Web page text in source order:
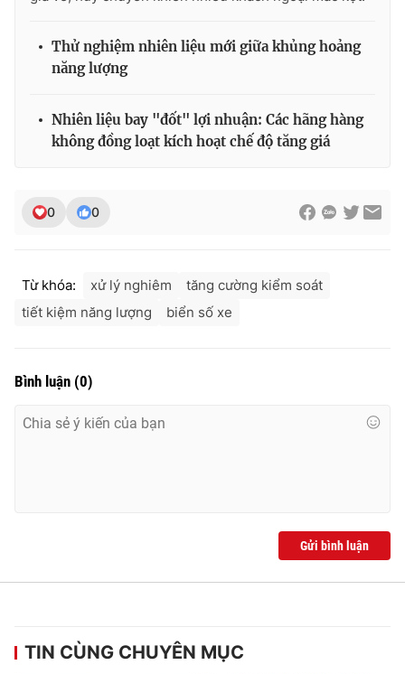
Giấy phép hoạt động báo in và báo điện tử số 483/GP-BTTTT
cấp ngày 29/12/2023
Tổng Biên tập:Vũ Thanh Thủy
Tổng đài VTV:
Ðiện thoại Thời báo VTV:
Thử nghiệm nhiên liệu mới giữa khủng hoảng
năng lượng
Nhiên liệu bay "đốt" lợi nhuận: Các hãng hàng
không đồng loạt kích hoạt chế độ tăng giá
0 0
Từ khóa: xử lý nghiêm
tăng cường kiểm soát
tiết kiệm năng lượng
biển số xe
Bình luận (0)
Gửi bình luận
TIN CÙNG CHUYÊN MỤC